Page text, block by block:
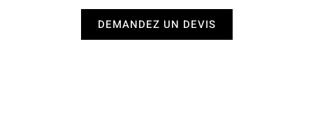
DEMANDEZ UN DEVIS